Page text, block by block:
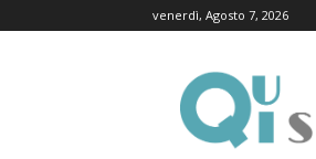
venerdì, Agosto 7, 2026